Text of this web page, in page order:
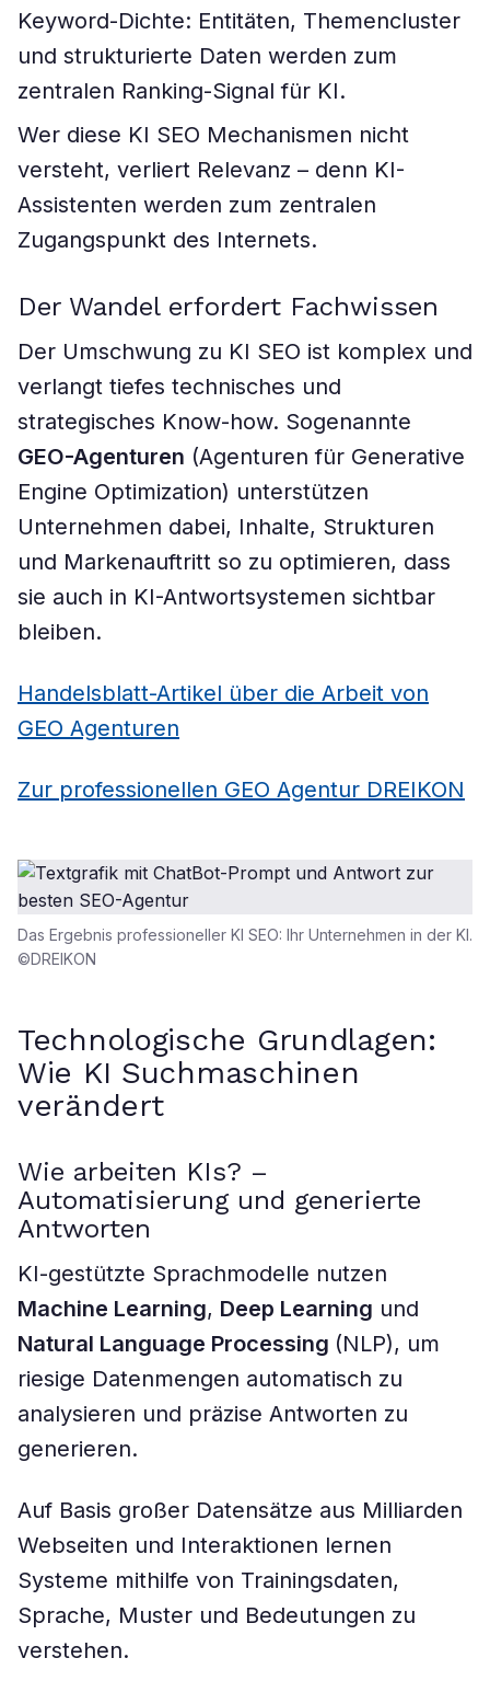
Keyword-Dichte: Entitäten, Themencluster
und strukturierte Daten werden zum
zentralen Ranking-Signal für KI.
Wer diese KI SEO Mechanismen nicht
versteht, verliert Relevanz – denn KI-
Assistenten werden zum zentralen
Zugangspunkt des Internets.
Der Wandel erfordert Fachwissen
Der Umschwung zu KI SEO ist komplex und
verlangt tiefes technisches und
strategisches Know-how. Sogenannte
GEO-Agenturen (Agenturen für Generative
Engine Optimization) unterstützen
Unternehmen dabei, Inhalte, Strukturen
und Markenauftritt so zu optimieren, dass
sie auch in KI-Antwortsystemen sichtbar
bleiben.
Handelsblatt-Artikel über die Arbeit von
GEO Agenturen
Zur professionellen GEO Agentur DREIKON
Das Ergebnis professioneller KI SEO: Ihr Unternehmen in der KI.
©DREIKON
Technologische Grundlagen:
Wie KI Suchmaschinen
verändert
Wie arbeiten KIs? –
Automatisierung und generierte
Antworten
KI-gestützte Sprachmodelle nutzen
Machine Learning, Deep Learning und
Natural Language Processing (NLP), um
riesige Datenmengen automatisch zu
analysieren und präzise Antworten zu
generieren.
Auf Basis großer Datensätze aus Milliarden
Webseiten und Interaktionen lernen
Systeme mithilfe von Trainingsdaten,
Sprache, Muster und Bedeutungen zu
verstehen.